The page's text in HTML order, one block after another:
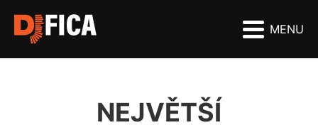
MENU
NEJVĚTŠÍ